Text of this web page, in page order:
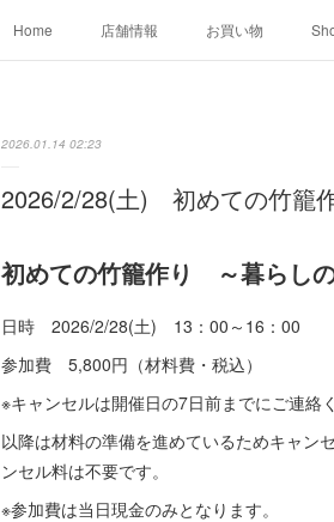
Home 店舗情報 お買い物
2026.01.14 02:23
2026/2/28(土) 初めての竹籠
初めての竹籠作り ～暮らし
日時 2026/2/28(土) 13：00～16：00
参加費 5,800円（材料費・税込）
※キャンセルは開催日の7日前までにご連絡
以降は材料の準備を進めているためキャン
ンセル料は不要です。
※参加費は当日現金のみとなります。